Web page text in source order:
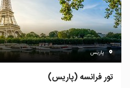
پاریس
تور فرانسه (پاریس)